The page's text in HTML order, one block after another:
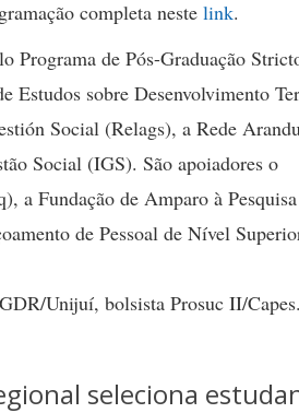
completa neste link.
de Pós-Graduação
Estudos sobre Desenvolvimento
Social (Relags), a Rede
Social (IGS). São apoiadores o
a Fundação de Amparo à
de Pessoal de Nível
Unijuí, bolsista Prosuc II/Capes.
seleciona